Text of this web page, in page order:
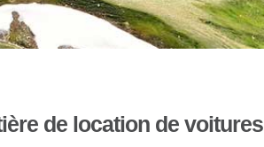
de location de voitures